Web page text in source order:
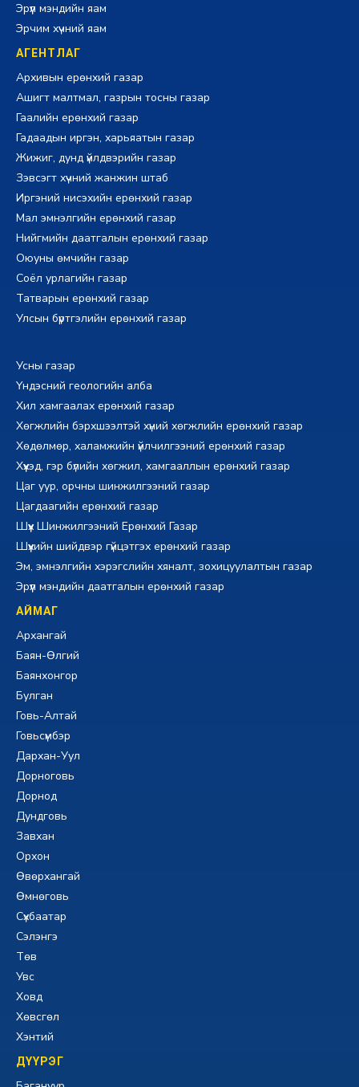
Эрүүл мэндийн яам
Эрчим хүчний яам
АГЕНТЛАГ
Архивын ерөнхий газар
Ашигт малтмал, газрын тосны газар
Гаалийн ерөнхий газар
Гадаадын иргэн, харьяатын газар
Жижиг, дунд үйлдвэрийн газар
Зэвсэгт хүчний жанжин штаб
Иргэний нисэхийн ерөнхий газар
Мал эмнэлгийн ерөнхий газар
Нийгмийн даатгалын ерөнхий газар
Оюуны өмчийн газар
Соёл урлагийн газар
Татварын ерөнхий газар
Улсын бүртгэлийн ерөнхий газар
Усны газар
Үндэсний геологийн алба
Хил хамгаалах ерөнхий газар
Хөгжлийн бэрхшээлтэй хүний хөгжлийн ерөнхий газар
Хөдөлмөр, халамжийн үйлчилгээний ерөнхий газар
Хүүхэд, гэр бүлийн хөгжил, хамгааллын ерөнхий газар
Цаг уур, орчны шинжилгээний газар
Цагдаагийн ерөнхий газар
Шүүх Шинжилгээний Ерөнхий Газар
Шүүхийн шийдвэр гүйцэтгэх ерөнхий газар
Эм, эмнэлгийн хэрэгслийн хяналт, зохицуулалтын газар
Эрүүл мэндийн даатгалын ерөнхий газар
АЙМАГ
Архангай
Баян-Өлгий
Баянхонгор
Булган
Говь-Алтай
Говьсүмбэр
Дархан-Уул
Дорноговь
Дорнод
Дундговь
Завхан
Орхон
Өвөрхангай
Өмнөговь
Сүхбаатар
Сэлэнгэ
Төв
Увс
Ховд
Хөвсгөл
Хэнтий
ДҮҮРЭГ